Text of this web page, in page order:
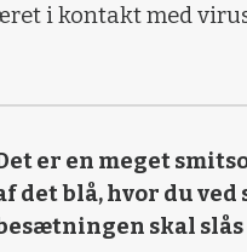
i kontakt med
er en meget
det blå, hvor du
skal slås